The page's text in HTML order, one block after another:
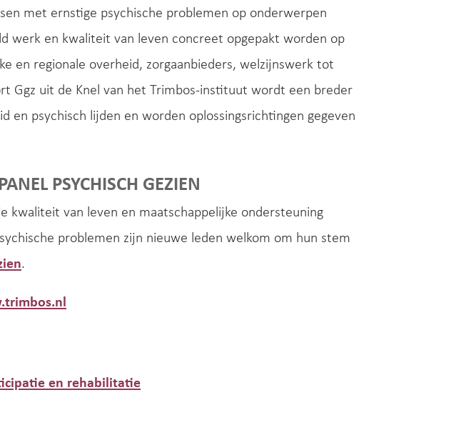
met ernstige psychische problemen op onderwerpen
werk en kwaliteit van leven concreet opgepakt worden op
en regionale overheid, zorgaanbieders, welzijnswerk tot
Ggz uit de Knel van het Trimbos-instituut wordt een breder
en psychisch lijden en worden oplossingsrichtingen gegeven
PSYCHISCH GEZIEN
kwaliteit van leven en maatschappelijke ondersteuning
problemen zijn nieuwe leden welkom om hun stem
.
en rehabilitatie